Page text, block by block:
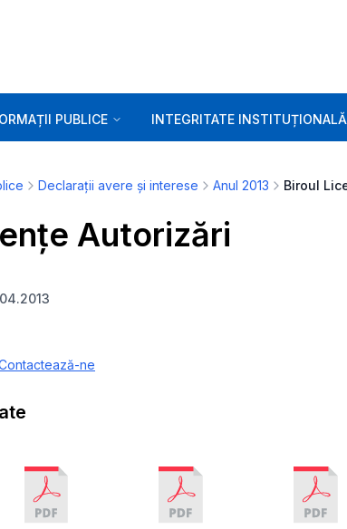
PUBLICE INTEGRITATE INSTITUȚIONALĂ
Declarații avere și interese Anul 2013
Autorizări
ne